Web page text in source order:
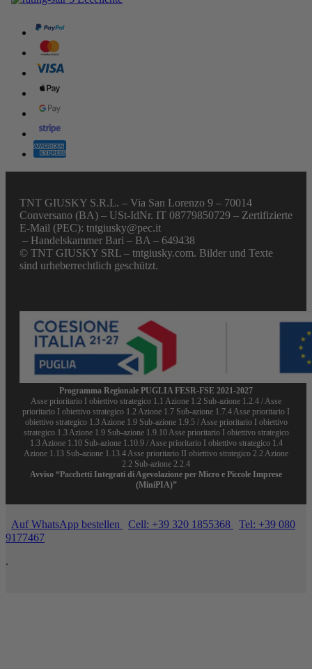
TNT GIUSKY S.R.L. – Via San Lorenzo 9 – 70014
Conversano (BA) – USt-IdNr. IT 08779850729 – Zertifizierte
E-Mail (PEC): tntgiusky@pec.it
– Handelskammer Bari – BA – 649438
© TNT GIUSKY SRL – tntgiusky.com. Bilder und Texte
sind urheberrechtlich geschützt.
Programma Regionale PUGLIA FESR-FSE 2021-2027
Asse prioritario I obiettivo strategico 1.1 Azione 1.2 Sub-azione 1.2.4 / Asse
prioritario I obiettivo strategico 1.2 Azione 1.7 Sub-azione 1.7.4 Asse prioritario I
obiettivo strategico 1.3 Azione 1.9 Sub-azione 1.9.5 / Asse prioritario I obiettivo
strategico 1.3 Azione 1.9 Sub-azione 1.9.10 Asse prioritario I obiettivo strategico
1.3 Azione 1.10 Sub-azione 1.10.9 / Asse prioritario I obiettivo strategico 1.4
Azione 1.13 Sub-azione 1.13.4 Asse prioritario II obiettivo strategico 2.2 Azione
2.2 Sub-azione 2.2.4
Avviso “Pacchetti Integrati di Agevolazione per Micro e Piccole Imprese
(MiniPIA)”
Auf WhatsApp bestellen Cell: +39 320 1855368
Tel: +39 080
9177467
.